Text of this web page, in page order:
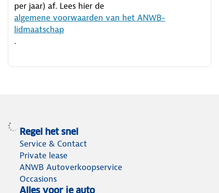
per jaar) af. Lees hier de
algemene voorwaarden van het ANWB-
lidmaatschap
.
Regel het snel
Service & Contact
Private lease
ANWB Autoverkoopservice
Occasions
Alles voor je auto